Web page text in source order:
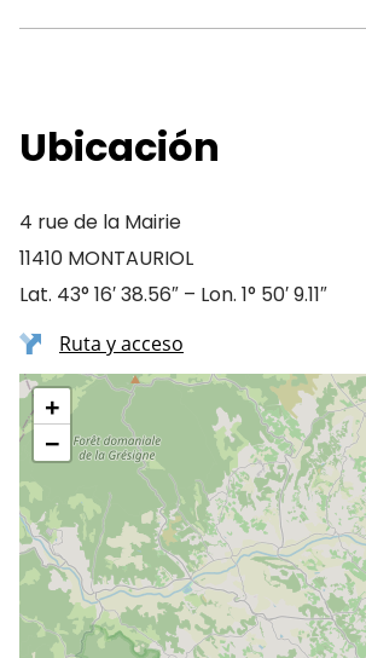
Ubicación
4 rue de la Mairie
11410 MONTAURIOL
Lat. 43° 16′ 38.56″ – Lon. 1° 50′ 9.11″
Ruta y acceso
+
−